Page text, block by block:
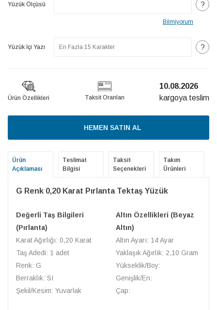
Yüzük Ölçüsü ?
Bilmiyorum
Yüzük İçi Yazı ?
Ürün Özellikleri Taksit Oranları
10.08.2026
kargoya teslim
HEMEN SATIN AL
Ürün
Açıklaması
Teslimat
Bilgisi
Taksit
Seçenekleri
Takım
Ürünleri
G Renk 0,20 Karat Pırlanta Tektaş Yüzük
Değerli Taş Bilgileri
(Pırlanta)
Karat Ağırlığı: 0,20 Karat
Taş Adedi: 1 adet
Renk: G
Berraklık: SI
Şekil/Kesim: Yuvarlak
Altın Özellikleri (Beyaz
Altın)
Altın Ayarı: 14 Ayar
Yaklaşık Ağırlık: 2,10 Gram
Yükseklik/Boy:
Genişlik/En:
Çap: